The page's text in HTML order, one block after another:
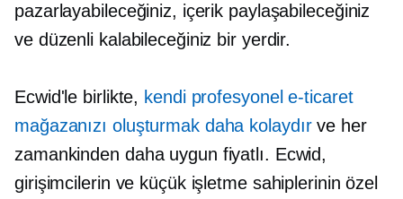
pazarlayabileceğiniz, içerik paylaşabileceğiniz
ve düzenli kalabileceğiniz bir yerdir.
Ecwid'le birlikte, kendi profesyonel e-ticaret
mağazanızı oluşturmak daha kolaydırve her
zamankinden daha uygun fiyatlı. Ecwid,
girişimcilerin ve küçük işletme sahiplerinin özel